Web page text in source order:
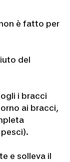
è fatto per
del
i bracci
ai bracci,
e solleva il